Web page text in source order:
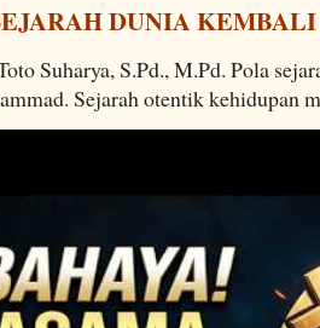
DUNIA
Suharya, S.Pd., M.Pd. Pola
Sejarah otentik kehidupan